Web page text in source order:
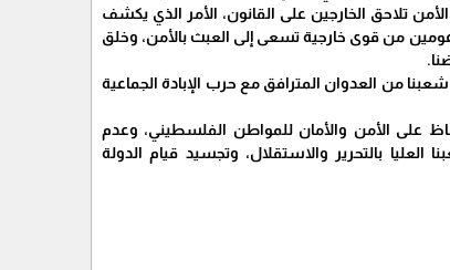
تلاحق الخارجين على القانون، الأمر الذي يكشف
من قوى خارجية تسعى إلى العبث بالأمن، وخلق
من العدوان المترافق مع حرب الإبادة الجماعية
على الأمن والأمان للمواطن الفلسطيني، وعدم
بالتحرير والاستقلال، وتجسيد قيام الدولة